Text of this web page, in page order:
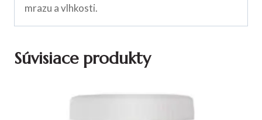
mrazu a vlhkosti.
Súvisiace produkty